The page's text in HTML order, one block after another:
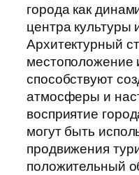
города как
центра культуры
Архитектурный
местоположение
способствуют
атмосферы и
восприятие
могут быть
продвижения
положительный